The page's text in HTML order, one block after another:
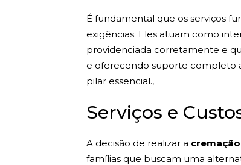
É fundamental que os serviços
exigências. Eles atuam como
providenciada corretamente e
e oferecendo suporte completo
pilar essencial.,
Serviços e
A decisão de realizar a
famílias que buscam uma